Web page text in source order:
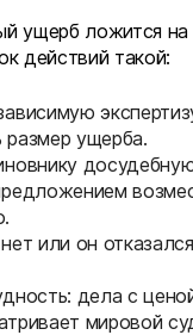
ущерб ложится на
действий такой:
размер ущерба.
или он
дела с
мировой